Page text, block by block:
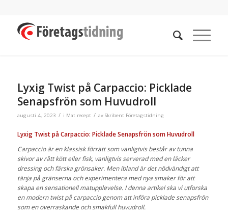
Lyxig Twist på Carpaccio: Picklade
Senapsfrön som Huvudroll
augusti 4, 2023 / i Mat recept / av Skribent Företagstidning
Lyxig Twist på Carpaccio: Picklade Senapsfrön som Huvudroll
Carpaccio är en klassisk förrätt som vanligtvis består av tunna
skivor av rått kött eller fisk, vanligtvis serverad med en läcker
dressing och färska grönsaker. Men ibland är det nödvändigt att
tänja på gränserna och experimentera med nya smaker för att
skapa en sensationell matupplevelse. I denna artikel ska vi utforska
en modern twist på carpaccio genom att införa picklade senapsfrön
som en överraskande och smakfull huvudroll.